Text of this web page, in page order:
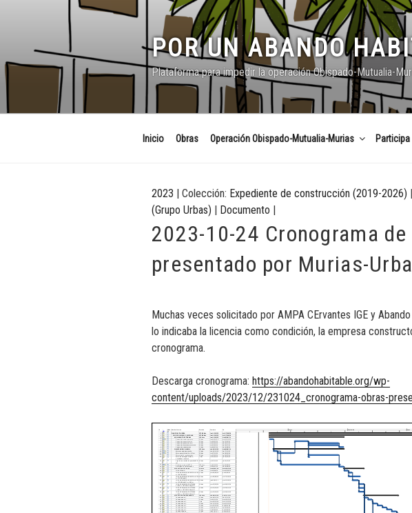
POR UN ABANDO
Plataforma para impedir la operación Obispado-Mutualia-
Inicio Obras Operación Obispado-Mutualia-Murias Participa
2023 | Colección: Expediente de construcción (2019-2026) |
(Grupo Urbas) | Documento |
2023-10-24 Cronograma de
presentado por Murias-
Muchas veces solicitado por AMPA CErvantes IGE y
lo indicaba la licencia como condición, la empresa
cronograma.
Descarga cronograma: https://abandohabitable.org/wp-
content/uploads/2023/12/231024_cronograma-obras-